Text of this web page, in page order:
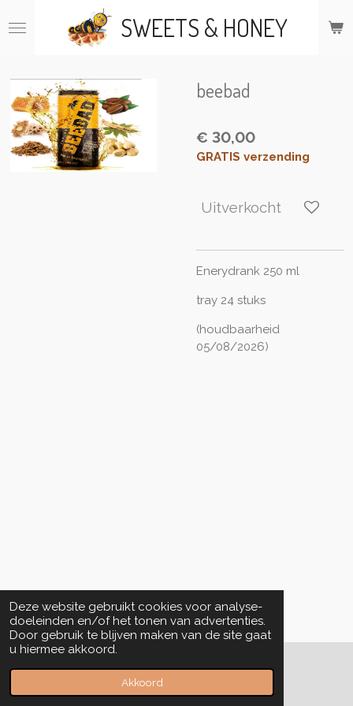
Deze website gebruikt cookies voor analyse-
doeleinden en/of het tonen van advertenties.
Door gebruik te blijven maken van de site gaat
u hiermee akkoord.
Akkoord
direct
hoofdinhoud
SWEETS & HONEY
beebad
€ 30,00
GRATIS verzending
Uitverkocht
Enerydrank 250 ml
tray 24 stuks
(houdbaarheid
05/08/2026)
© 2022 - 2026 sweets & honey